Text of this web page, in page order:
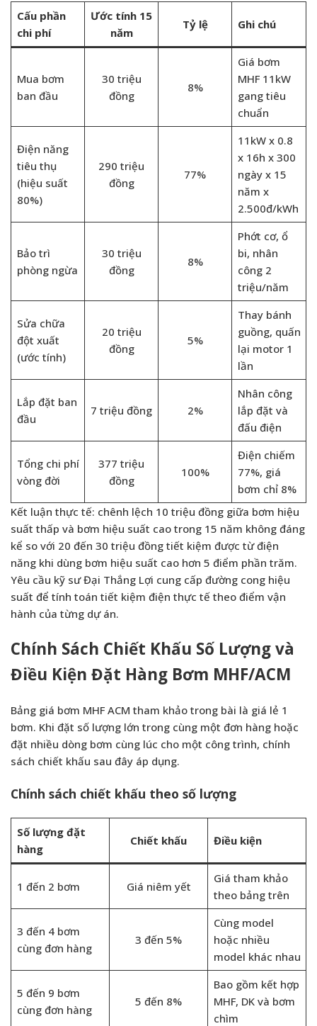
Cấu phần
chi phí
Ước tính 15
năm
Tỷ lệ Ghi chú
Mua bơm
ban đầu
30 triệu
đồng
8%
Giá bơm
MHF 11kW
gang tiêu
chuẩn
Điện năng
tiêu thụ
(hiệu suất
80%)
290 triệu
đồng
77%
11kW x 0.8
x 16h x 300
ngày x 15
năm x
2.500đ/kWh
Bảo trì
phòng ngừa
30 triệu
đồng
8%
Phớt cơ, ổ
bi, nhân
công 2
triệu/năm
Sửa chữa
đột xuất
(ước tính)
20 triệu
đồng
5%
Thay bánh
guồng, quấn
lại motor 1
lần
Lắp đặt ban
đầu
7 triệu đồng 2%
Nhân công
lắp đặt và
đấu điện
Tổng chi phí
vòng đời
377 triệu
đồng
100%
Điện chiếm
77%, giá
bơm chỉ 8%
Kết luận thực tế: chênh lệch 10 triệu đồng giữa bơm hiệu
suất thấp và bơm hiệu suất cao trong 15 năm không đáng
kể so với 20 đến 30 triệu đồng tiết kiệm được từ điện
năng khi dùng bơm hiệu suất cao hơn 5 điểm phần trăm.
Yêu cầu kỹ sư Đại Thắng Lợi cung cấp đường cong hiệu
suất để tính toán tiết kiệm điện thực tế theo điểm vận
hành của từng dự án.
Chính Sách Chiết Khấu Số Lượng và
Điều Kiện Đặt Hàng Bơm MHF/ACM
Bảng giá bơm MHF ACM tham khảo trong bài là giá lẻ 1
bơm. Khi đặt số lượng lớn trong cùng một đơn hàng hoặc
đặt nhiều dòng bơm cùng lúc cho một công trình, chính
sách chiết khấu sau đây áp dụng.
Chính sách chiết khấu theo số lượng
Số lượng đặt
hàng
Chiết khấu Điều kiện
1 đến 2 bơm Giá niêm yết
Giá tham khảo
theo bảng trên
3 đến 4 bơm
cùng đơn hàng
3 đến 5%
Cùng model
hoặc nhiều
model khác nhau
5 đến 9 bơm
cùng đơn hàng
5 đến 8%
Bao gồm kết hợp
MHF, DK và bơm
chìm